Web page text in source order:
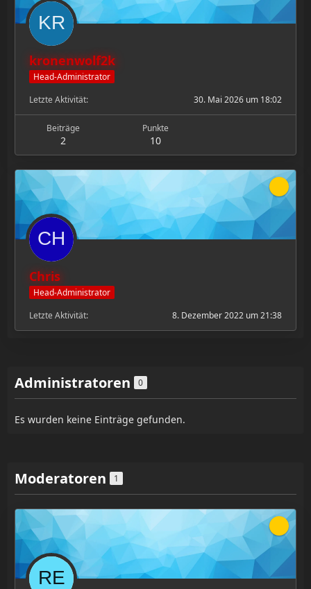
kronenwolf2k
Head-Administrator
Letzte Aktivität
30. Mai 2026 um 18:02
Beiträge
2
Punkte
10
Chris
Head-Administrator
Letzte Aktivität
8. Dezember 2022 um 21:38
Administratoren 0
Es wurden keine Einträge gefunden.
Moderatoren 1